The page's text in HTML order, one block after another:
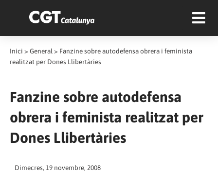
Inici > General > Fanzine sobre autodefensa obrera i feminista
realitzat per Dones Llibertàries
Fanzine sobre autodefensa
obrera i feminista realitzat per
Dones Llibertàries
Dimecres, 19 novembre, 2008